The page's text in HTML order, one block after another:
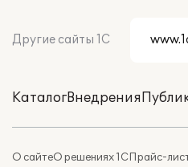
Другие сайты 1С
КаталогВнедрения
О сайтеО решениях 1СПрайс-